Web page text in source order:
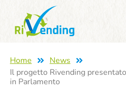
Home
News
Il progetto Rivending
in Parlamento